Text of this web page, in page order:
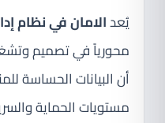
يُعدالامان في نظام
أن البيانات الحساسة
مستويات الحماية